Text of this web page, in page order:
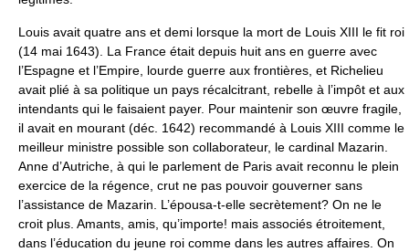
Louis avait quatre ans et demi lorsque la mort de Louis XIII le fit roi
(14 mai 1643). La France était depuis huit ans en guerre avec
l’Espagne et l’Empire, lourde guerre aux frontières, et Richelieu
avait plié à sa politique un pays récalcitrant, rebelle à l’impôt et aux
intendants qui le faisaient payer. Pour maintenir son œuvre fragile,
il avait en mourant (déc. 1642) recommandé à Louis XIII comme le
meilleur ministre possible son collaborateur, le cardinal Mazarin.
Anne d’Autriche, à qui le parlement de Paris avait reconnu le plein
exercice de la régence, crut ne pas pouvoir gouverner sans
l’assistance de Mazarin. L’épousa-t-elle secrètement? On ne le
croit plus. Amants, amis, qu’importe! mais associés étroitement,
dans l’éducation du jeune roi comme dans les autres affaires. On